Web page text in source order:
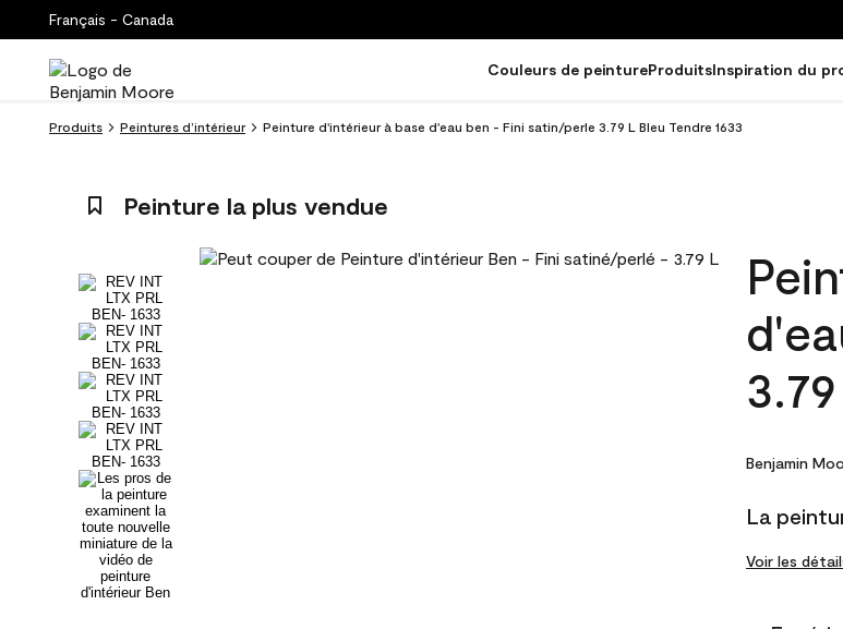
Français - Canada
Couleurs de peintureProduitsInspiration du
Produits Peintures d’intérieur Peinture d'intérieur à base d'eau ben - Fini satin/perle 3.79 L Bleu Tendre 1633
Peinture la plus vendue
Benjamin
La
Voir les